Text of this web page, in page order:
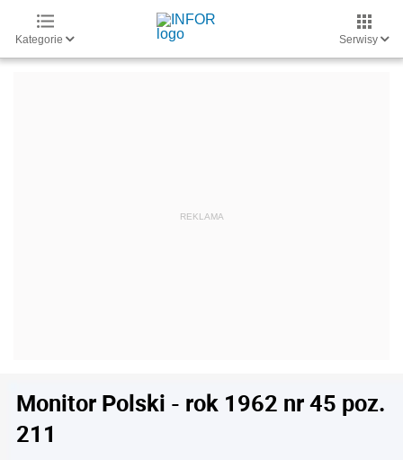
Kategorie Serwisy
Monitor Polski - rok 1962 nr 45 poz.
211